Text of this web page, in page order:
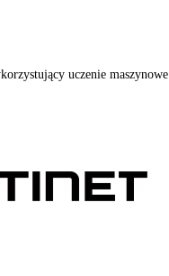
uczenie maszynowe